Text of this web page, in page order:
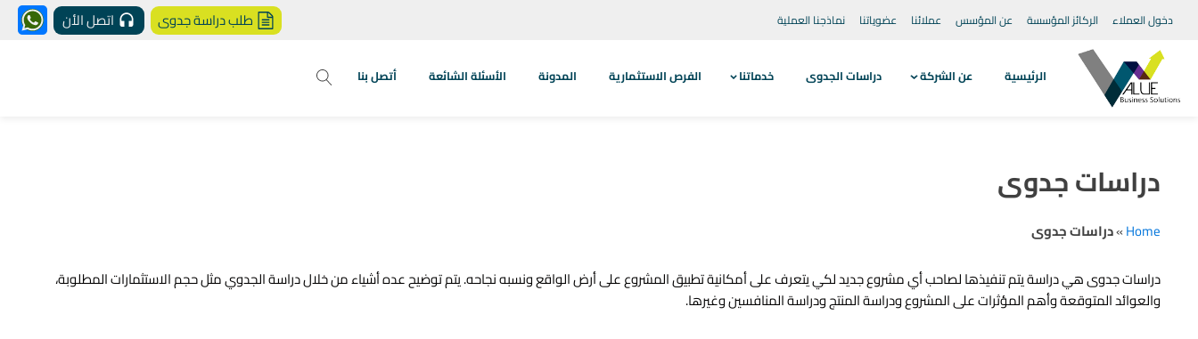
دخول العملاء الركائز المؤسسة عن المؤسس عملائنا عضوياتنا نماذجنا العملية طلب دراسة جدوى اتصل الأن
الرئيسية عن الشركة دراسات الجدوى خدماتنا الفرص الاستثمارية المدونة الأسئلة الشائعة أتصل بنا
دراسات جدوى
Home
»دراسات جدوى
دراسات جدوى هي دراسة يتم تنفيذها لصاحب أي مشروع جديد لكي يتعرف على أمكانية تطبيق المشروع على أرض الواقع ونسبه نجاحه. يتم توضيح عده أشياء من خلال دراسة الجدوي مثل حجم الاستثمارات المطلوبة،
والعوائد المتوقعة وأهم المؤثرات على المشروع ودراسة المنتج ودراسة المنافسين وغيرها.